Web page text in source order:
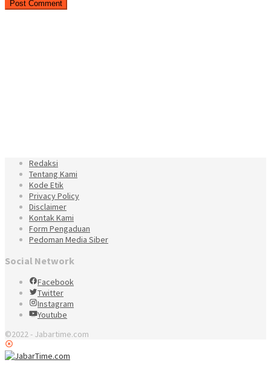
Redaksi
Tentang Kami
Kode Etik
Privacy Policy
Disclaimer
Kontak Kami
Form Pengaduan
Pedoman Media Siber
Social Network
Facebook
Twitter
Instagram
Youtube
©2022 - Jabartime.com